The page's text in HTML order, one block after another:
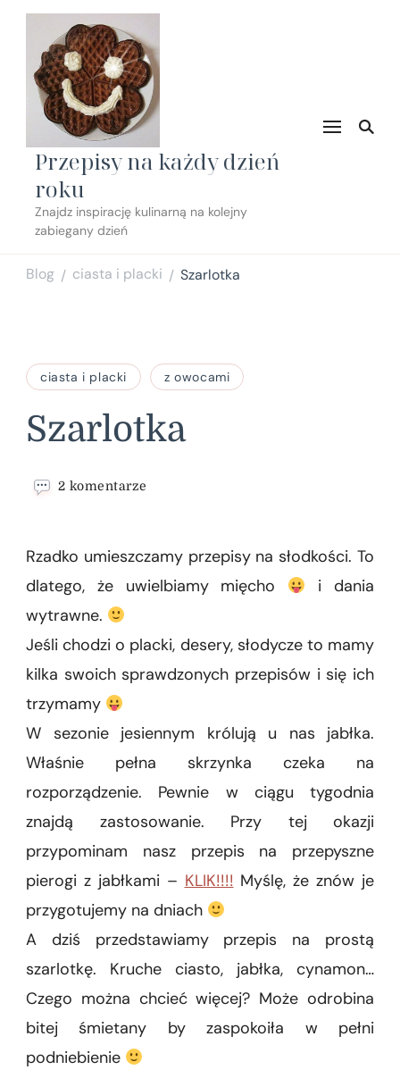
Przepisy na każdy dzień
roku
Znajdz inspirację kulinarną na kolejny
zabiegany dzień
Blog / ciasta i placki / Szarlotka
ciasta i placki z owocami
Szarlotka
2 komentarze
Rzadko umieszczamy przepisy na słodkości. To
dlatego, że uwielbiamy mięcho
i dania
wytrawne.
Jeśli chodzi o placki, desery, słodycze to mamy
kilka swoich sprawdzonych przepisów i się ich
trzymamy
W sezonie jesiennym królują u nas jabłka.
Właśnie pełna skrzynka czeka na
rozporządzenie. Pewnie w ciągu tygodnia
znajdą zastosowanie. Przy tej okazji
przypominam nasz przepis na przepyszne
pierogi z jabłkami – KLIK!!!! Myślę, że znów je
przygotujemy na dniach
A dziś przedstawiamy przepis na prostą
szarlotkę. Kruche ciasto, jabłka, cynamon…
Czego można chcieć więcej? Może odrobina
bitej śmietany by zaspokoiła w pełni
podniebienie